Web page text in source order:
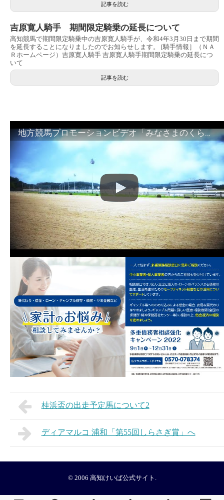
記事を読む
吉原寛人騎手 期間限定騎乗の延長について
高知競馬で期間限定騎乗中の吉原寛人騎手が、令和4年3月30日まで期間
を延長することになりましたのでお知らせします。 [騎手情報］（ＮＡ
Ｒホームページ）吉原寛人騎手 吉原寛人騎手期間限定騎乗の延長につ
いて
記事を読む
地方競馬プロモーションビデオ「みなさまのくらしのために」30秒篇｜NAR公式
桂浜盃の出走予定馬について2
ディアマルコ 浦和「第55回しらさぎ賞」へ
© 2006 高知けいば公式サイト .